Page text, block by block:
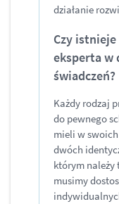
działanie
Czy
eksperta w
świadczeń?
Każdy rodzaj
do pewnego
mieli w
dwóch
którym należy
musimy